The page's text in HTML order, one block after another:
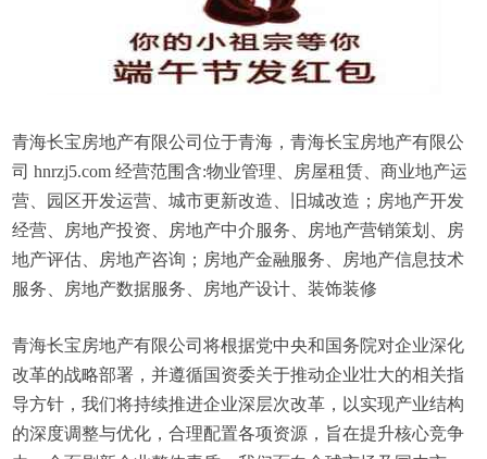
青海长宝房地产有限公司位于青海，青海长宝房地产有限公
司 hnrzj5.com 经营范围含:物业管理、房屋租赁、商业地产运
营、园区开发运营、城市更新改造、旧城改造；房地产开发
经营、房地产投资、房地产中介服务、房地产营销策划、房
地产评估、房地产咨询；房地产金融服务、房地产信息技术
服务、房地产数据服务、房地产设计、装饰装修
青海长宝房地产有限公司将根据党中央和国务院对企业深化
改革的战略部署，并遵循国资委关于推动企业壮大的相关指
导方针，我们将持续推进企业深层次改革，以实现产业结构
的深度调整与优化，合理配置各项资源，旨在提升核心竞争